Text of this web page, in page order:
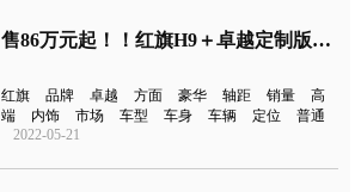
售86万元起！！红旗H9＋卓越定制版价格公布
红旗 品牌 卓越 方面 豪华 轴距 销量
高
端
内饰 市场 车型 车身 车辆 定位
普通
2022-05-21